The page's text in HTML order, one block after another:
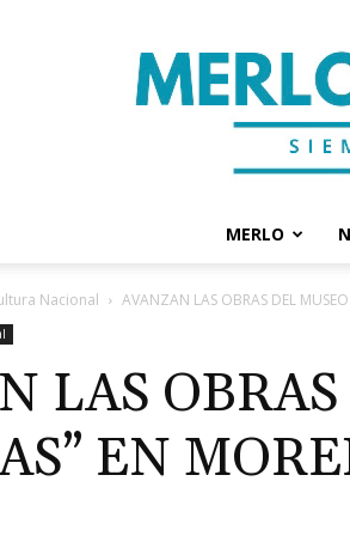
MERLO
Nacional AVANZAN LAS OBRAS DEL
LAS
EN